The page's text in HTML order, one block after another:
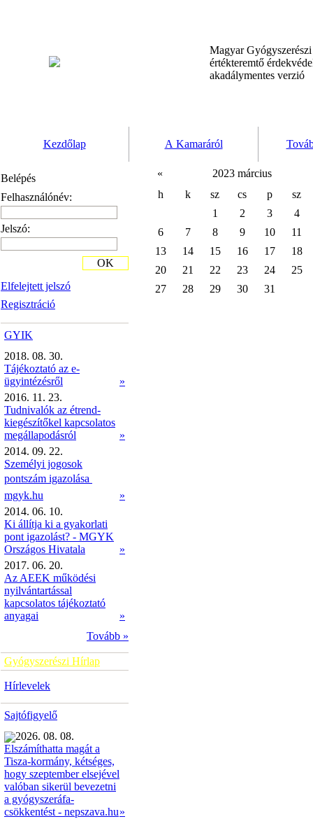
Magyar
értékteremtő
akadálymentes verzió
Kezdőlap A Kamaráról
Belépés
Felhasználónév:
Jelszó:
Elfelejtett jelszó
Regisztráció
OK
GYIK
2018. 08. 30.
Tájékoztató az e-
ügyintézésről
»
2016. 11. 23.
Tudnivalók az étrend-
kiegészítőkel kapcsolatos
megállapodásról
»
2014. 09. 22.
Személyi jogosok
pontszám igazolása 
mgyk.hu
»
2014. 06. 10.
Ki állítja ki a gyakorlati
pont igazolást? - MGYK
Országos Hivatala
»
2017. 06. 20.
Az AEEK működési
nyilvántartással
kapcsolatos tájékoztató
anyagai
»
Tovább »
Gyógyszerészi Hírlap
Hírlevelek
Sajtófigyelő
2026. 08. 08.
Elszámíthatta magát a
Tisza-kormány, kétséges,
hogy szeptember elsejével
valóban sikerül bevezetni
a gyógyszeráfa-
csökkentést - nepszava.hu»
«
2023 március
h
k sz cs p
sz
1
2 3
4
6
7 8 9 10
11
13
14 15 16 17
18
20
21 22 23 24
25
27
28 29 30 31